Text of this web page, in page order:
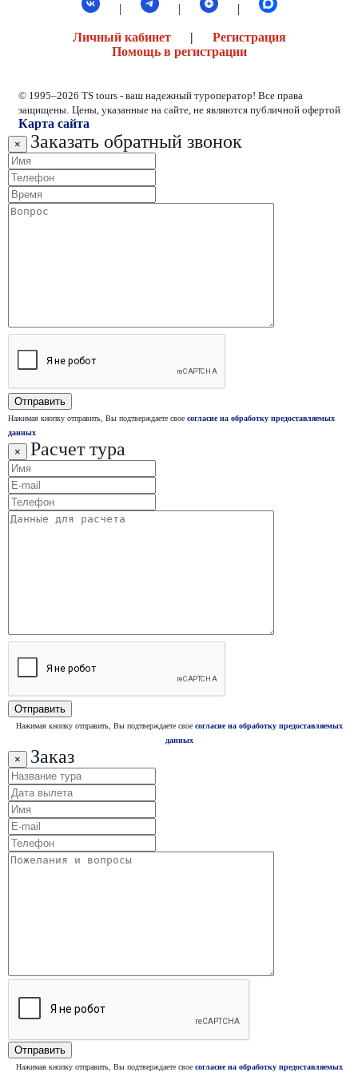
|
| |
Личный кабинет| Регистрация
Помощь в регистрации
© 1995–2026 TS tours - ваш надежный туроператор! Все права
защищены. Цены, указанные на сайте, не являются публичной офертой
Карта сайта
× Заказать обратный звонок
Нажимая кнопку отправить, Вы подтверждаете свое согласие на обработку предоставляемых
данных
× Расчет тура
Нажимая кнопку отправить, Вы подтверждаете свое согласие на обработку предоставляемых
данных
× Заказ
Нажимая кнопку отправить, Вы подтверждаете свое согласие на обработку предоставляемых